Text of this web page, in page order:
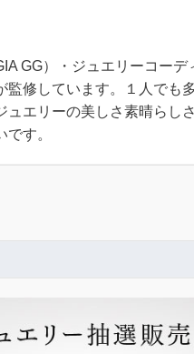
GG）・ジュエリーコーデ
監修しています。１人でも
ュエリーの美しさ素晴らし
す。